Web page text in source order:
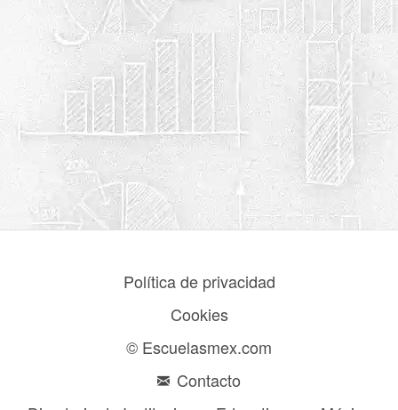
Política de privacidad
Cookies
© Escuelasmex.com
Contacto